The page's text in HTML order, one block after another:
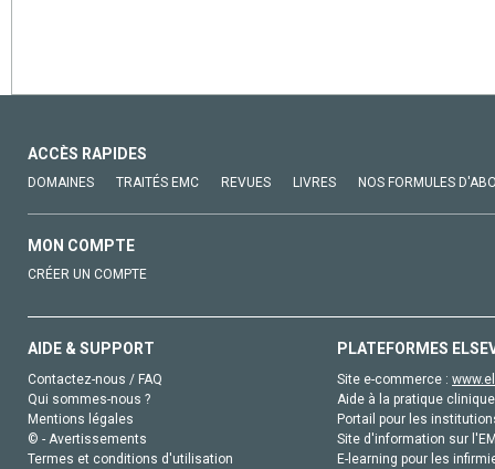
ACCÈS RAPIDES
DOMAINES TRAITÉS EMC REVUES LIVRES NOS FORMULES
MON COMPTE
CRÉER UN COMPTE
AIDE & SUPPORT
Contactez-nous / FAQ
Qui sommes-nous ?
Mentions légales
© - Avertissements
Termes et conditions d'utilisation
PLATEFORMES
Site e-commerce :
Aide à la pratique
Portail pour les
Site d'information sur
E-learning pour les